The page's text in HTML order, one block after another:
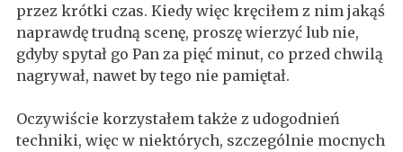
przez krótki czas. Kiedy więc kręciłem z nim jakąś
naprawdę trudną scenę, proszę wierzyć lub nie,
gdyby spytał go Pan za pięć minut, co przed chwilą
nagrywał, nawet by tego nie pamiętał.
Oczywiście korzystałem także z udogodnień
techniki, więc w niektórych, szczególnie mocnych